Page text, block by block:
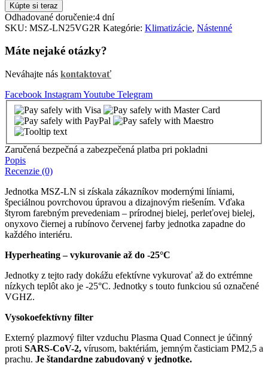
Kúpte si teraz
Odhadované doručenie:4 dní
SKU: MSZ-LN25VG2R Kategórie: Klimatizácie, Nástenné
Máte nejaké otázky?
Neváhajte nás kontaktovať
Facebook InstagramYoutube Telegram
Zaručená bezpečná a zabezpečená platba pri pokladni
Popis
Recenzie (0)
Jednotka MSZ-LN si získala zákazníkov modernými líniami,
špeciálnou povrchovou úpravou a dizajnovým riešením. Vďaka
štyrom farebným prevedeniam – prírodnej bielej, perleťovej bielej,
onyxovo čiernej a rubínovo červenej farby jednotka zapadne do
každého interiéru.
Hyperheating – vykurovanie až do -25°C
Jednotky z tejto rady dokážu efektívne vykurovať až do extrémne
nízkych teplôt ako je -25°C. Jednotky s touto funkciou sú označené
VGHZ.
Vysokoefektívny filter
Externý plazmový filter vzduchu Plasma Quad Connect je účinný
proti SARS-CoV-2, vírusom, baktériám, jemným časticiam PM2,5 a
prachu. Je štandardne zabudovaný v jednotke.